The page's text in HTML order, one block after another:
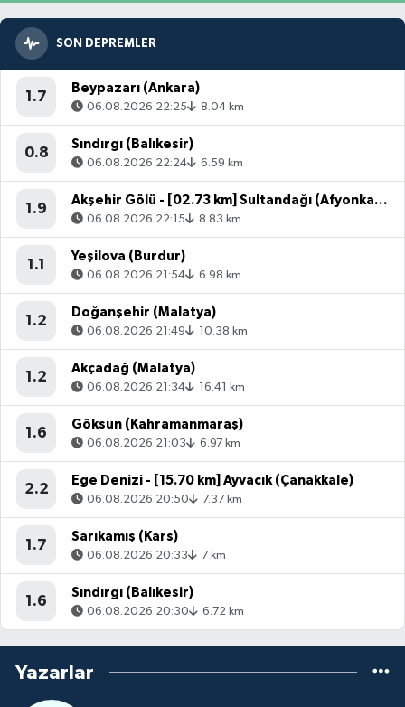
SON DEPREMLER
1.7
Beypazarı (Ankara)
06.08.2026 22:25 8.04 km
0.8
Sındırgı (Balıkesir)
06.08.2026 22:24 6.59 km
1.9
Akşehir Gölü - [02.73 km] Sultandağı (Afyonkarahisar)
06.08.2026 22:15 8.83 km
1.1
Yeşilova (Burdur)
06.08.2026 21:54 6.98 km
1.2
Doğanşehir (Malatya)
06.08.2026 21:49 10.38 km
1.2
Akçadağ (Malatya)
06.08.2026 21:34 16.41 km
1.6
Göksun (Kahramanmaraş)
06.08.2026 21:03 6.97 km
2.2
Ege Denizi - [15.70 km] Ayvacık (Çanakkale)
06.08.2026 20:50 7.37 km
1.7
Sarıkamış (Kars)
06.08.2026 20:33 7 km
1.6
Sındırgı (Balıkesir)
06.08.2026 20:30 6.72 km
Yazarlar